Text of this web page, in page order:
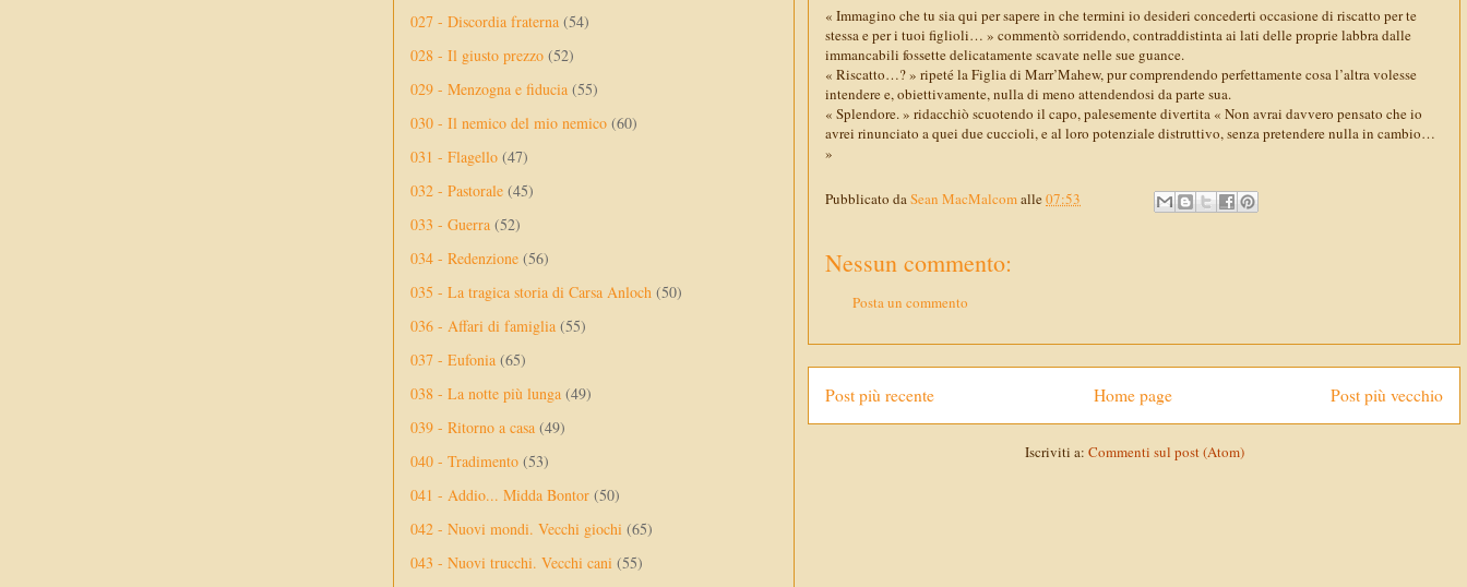
« Immagino che tu sia qui per sapere in che termini io desideri concederti occasione di riscatto per te
stessa e per i tuoi figlioli… » commentò sorridendo, contraddistinta ai lati delle proprie labbra dalle
immancabili fossette delicatamente scavate nelle sue guance.
« Riscatto…? » ripeté la Figlia di Marr’Mahew, pur comprendendo perfettamente cosa l’altra volesse
intendere e, obiettivamente, nulla di meno attendendosi da parte sua.
« Splendore. » ridacchiò scuotendo il capo, palesemente divertita « Non avrai davvero pensato che io
avrei rinunciato a quei due cuccioli, e al loro potenziale distruttivo, senza pretendere nulla in cambio…
»
Pubblicato daSean MacMalcomalle 07:53
Nessun commento:
Posta un commento
Post più recente Post più vecchio
Home page
Iscriviti a: Commenti sul post (Atom)
027 - Discordia fraterna (54)
028 - Il giusto prezzo (52)
029 - Menzogna e fiducia (55)
030 - Il nemico del mio nemico (60)
031 - Flagello (47)
032 - Pastorale (45)
033 - Guerra (52)
034 - Redenzione (56)
035 - La tragica storia di Carsa Anloch (50)
036 - Affari di famiglia (55)
037 - Eufonia (65)
038 - La notte più lunga (49)
039 - Ritorno a casa (49)
040 - Tradimento (53)
041 - Addio... Midda Bontor (50)
042 - Nuovi mondi. Vecchi giochi (65)
043 - Nuovi trucchi. Vecchi cani (55)